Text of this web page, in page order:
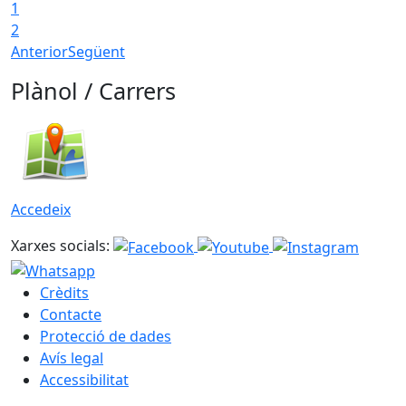
1
2
AnteriorSegüent
Plànol / Carrers
Accedeix
Xarxes socials:
Crèdits
Contacte
Protecció de dades
Avís legal
Accessibilitat